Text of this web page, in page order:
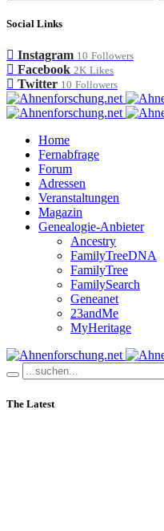
Social Links
Instagram 10 Followers
Facebook 2K Likes
Twitter 10 Followers
Home
Fernabfrage
Forum
Adressen
Veranstaltungen
Magazin
Genealogie-Anbieter
Ancestry
FamilyTreeDNA
FamilyTree
FamilySearch
Geneanet
23andMe
MyHeritage
The Latest